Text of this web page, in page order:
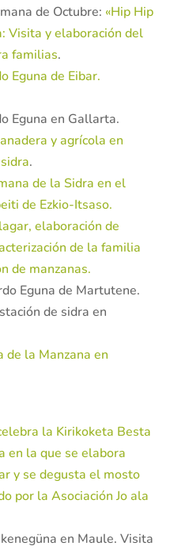
de Octubre: «Hip Hip
Visita y elaboración del
familias.
Eguna de Eibar.
Eguna en Gallarta.
y agrícola en
.
de la Sidra en el
de Ezkio-Itsaso.
elaboración de
de la familia
de manzanas.
Eguna de Martutene.
de sidra en
de la Manzana en
la Kirikoketa Besta
en la que se elabora
y se degusta el mosto
por la Asociación Jo ala
en Maule. Visita